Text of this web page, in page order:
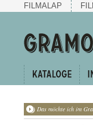
FILMALAP
Das möchte ich im